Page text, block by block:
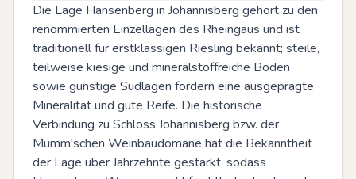
Die Lage Hansenberg in Johannisberg gehört zu den
renommierten Einzellagen des Rheingaus und ist
traditionell für erstklassigen Riesling bekannt; steile,
teilweise kiesige und mineralstoffreiche Böden
sowie günstige Südlagen fördern eine ausgeprägte
Mineralität und gute Reife. Die historische
Verbindung zu Schloss Johannisberg bzw. der
Mumm'schen Weinbaudomäne hat die Bekanntheit
der Lage über Jahrzehnte gestärkt, sodass